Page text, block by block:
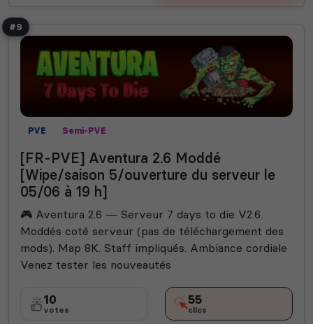
#9
PVE Semi-PVE
[FR-PVE] Aventura 2.6 Moddé
[Wipe/saison 5/ouverture du serveur le
05/06 à 19 h]
🎮 Aventura 2.6 — Serveur 7 days to die V2.6.
Moddés coté serveur (pas de téléchargement des
mods). Map 8K. Staff impliqués. Ambiance cordiale
Venez tester les nouveautés
10
votes
55
clics